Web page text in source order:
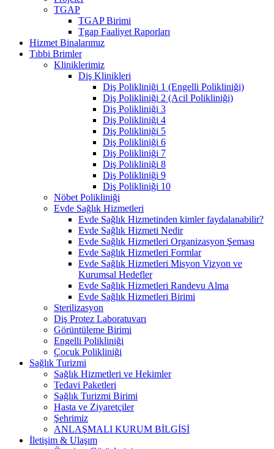
TGAP
TGAP Birimi
Tgap Faaliyet Raporları
Hizmet Binalarımız
Tıbbi Brimler
Kliniklerimiz
Diş Klinikleri
Diş Polikliniği 1 (Engelli Polikliniği)
Diş Polikliniği 2 (Acil Polikliniği)
Diş Polikliniği 3
Diş Polikliniği 4
Diş Polikliniği 5
Diş Polikliniği 6
Diş Polikliniği 7
Diş Polikliniği 8
Diş Polikliniği 9
Diş Polikliniği 10
Nöbet Polikliniği
Evde Sağlık Hizmetleri
Evde Sağlık Hizmetinden kimler faydalanabilir?
Evde Sağlık Hizmeti Nedir
Evde Sağlık Hizmetleri Organizasyon Şeması
Evde Sağlık Hizmetleri Formlar
Evde Sağlık Hizmetleri Misyon Vizyon ve
Kurumsal Hedefler
Evde Sağlık Hizmetleri Randevu Alma
Evde Sağlık Hizmetleri Birimi
Sterilizasyon
Diş Protez Laboratuvarı
Görüntüleme Birimi
Engelli Polikliniği
Çocuk Polikliniği
Sağlık Turizmi
Sağlık Hizmetleri ve Hekimler
Tedavi Paketleri
Sağlık Turizmi Birimi
Hasta ve Ziyaretçiler
Şehrimiz
ANLAŞMALI KURUM BİLGİSİ
İletişim & Ulaşım